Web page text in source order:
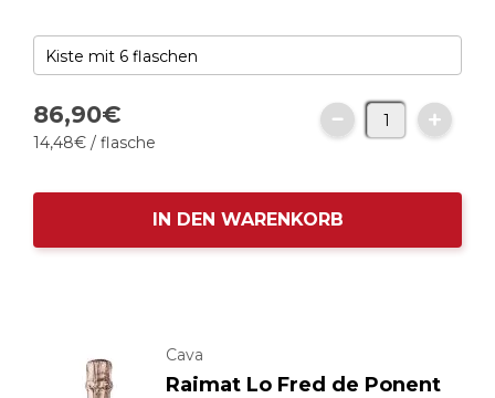
86,90€
14,48€ / flasche
IN DEN WARENKORB
Cava
Raimat Lo Fred de Ponent